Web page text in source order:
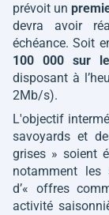
prévoit un
devra avoir
échéance. Soit
100 000 sur
disposant à
2Mb/s).
L'objectif
savoyards et
grises » soient
notamment les
d’« offres
activité